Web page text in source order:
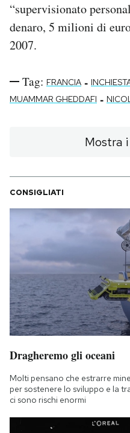
“supervisionato
denaro, 5 milioni di
2007.
Tag: FRANCIA -
MUAMMAR GHEDDAFI -
Mostra
CONSIGLIATI
Dragheremo gli oceani
Molti pensano che estrarre
per sostenere lo sviluppo e la
ci sono rischi enormi